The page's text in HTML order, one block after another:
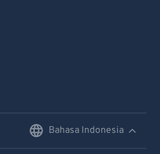
Bahasa Indonesia